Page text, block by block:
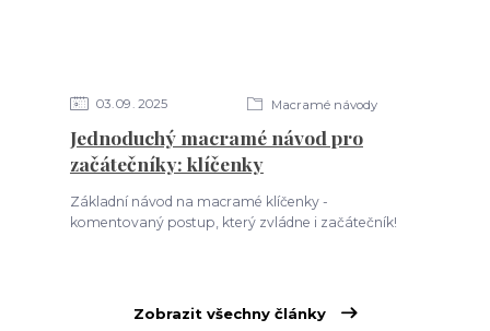
03 09 2025 Macramé návody
Jednoduchý macramé návod pro
začátečníky: klíčenky
Základní návod na macramé klíčenky -
komentovaný postup, který zvládne i začátečník!
Zobrazit všechny články